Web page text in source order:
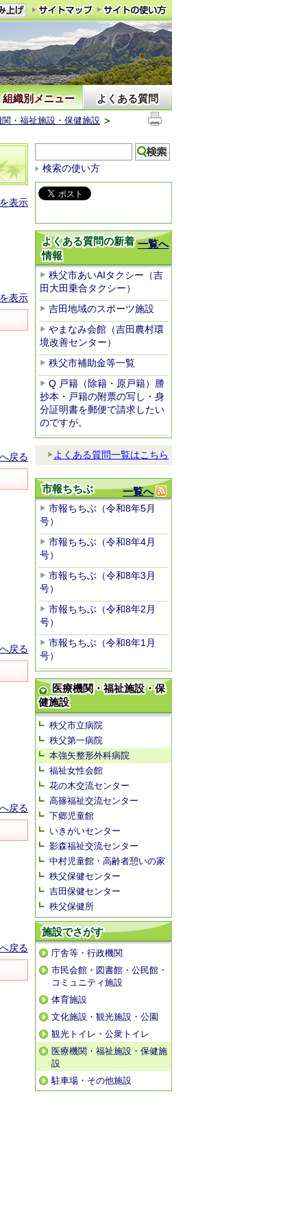
組織別メニュー よくある質問
関・福祉施設・保健施設
表示
表示
戻る
戻る
戻る
戻る
検索の使い方
一覧へ
よくある質問の新着
情報
秩父市あいAIタクシー（吉
田大田乗合タクシー）
吉田地域のスポーツ施設
やまなみ会館（吉田農村環
境改善センター）
秩父市補助金等一覧
Q 戸籍（除籍・原戸籍）謄
抄本・戸籍の附票の写し・身
分証明書を郵便で請求したい
のですが。
よくある質問一覧はこちら
一覧へ
市報ちちぶ
市報ちちぶ（令和8年5月
号）
市報ちちぶ（令和8年4月
号）
市報ちちぶ（令和8年3月
号）
市報ちちぶ（令和8年2月
号）
市報ちちぶ（令和8年1月
号）
医療機関・福祉施設・保
健施設
秩父市立病院
秩父第一病院
本強矢整形外科病院
福祉女性会館
花の木交流センター
高篠福祉交流センター
下郷児童館
いきがいセンター
影森福祉交流センター
中村児童館・高齢者憩いの家
秩父保健センター
吉田保健センター
秩父保健所
施設でさがす
庁舎等・行政機関
市民会館・図書館・公民館・
コミュニティ施設
体育施設
文化施設・観光施設・公園
観光トイレ・公衆トイレ
医療機関・福祉施設・保健施
設
駐車場・その他施設